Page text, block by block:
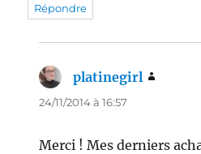
Répondre
platinegirl
24/11/2014 à 16:57
Merci ! Mes derniers